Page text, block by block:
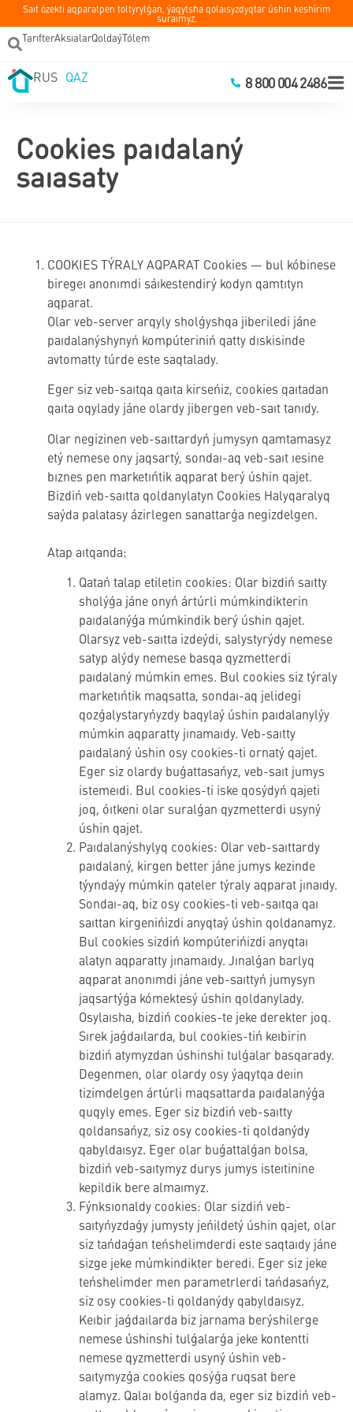
Saıt ózekti aqparatpen toltyrylǵan, ýaqytsha qolaısyzdyqtar úshin keshirim
suraımyz.
TarıfterAksıalarQoldaýTólem
RUS QAZ 8 800 004 2486
Cookies paıdalaný
saıasaty
COOKIES TÝRALY AQPARAT Cookies — bul kóbinese
biregeı anonımdi sáıkestendirý kodyn qamtıtyn
aqparat.
Olar veb-server arqyly sholǵyshqa jiberiledi jáne
paıdalanýshynyń kompúteriniń qatty dıskisinde
avtomatty túrde este saqtalady.
Eger siz veb-saıtqa qaıta kirseńiz, cookies qaıtadan
qaıta oqylady jáne olardy jibergen veb-saıt tanıdy.
Olar negizinen veb-saıttardyń jumysyn qamtamasyz
etý nemese ony jaqsartý, sondaı-aq veb-saıt ıesine
bıznes pen marketıńtik aqparat berý úshin qajet.
Bizdiń veb-saıtta qoldanylatyn Cookies Halyqaralyq
saýda palatasy ázirlegen sanattarǵa negizdelgen.
Atap aıtqanda:
Qatań talap etiletin cookies: Olar bizdiń saıtty
sholýǵa jáne onyń ártúrli múmkindikterin
paıdalanýǵa múmkindik berý úshin qajet.
Olarsyz veb-saıtta izdeýdi, salystyrýdy nemese
satyp alýdy nemese basqa qyzmetterdi
paıdalaný múmkin emes. Bul cookies siz týraly
marketıńtik maqsatta, sondaı-aq jelidegi
qozǵalystaryńyzdy baqylaý úshin paıdalanylýy
múmkin aqparatty jınamaıdy. Veb-saıtty
paıdalaný úshin osy cookies-ti ornatý qajet.
Eger siz olardy buǵattasańyz, veb-saıt jumys
istemeıdi. Bul cookies-ti iske qosýdyń qajeti
joq, óıtkeni olar suralǵan qyzmetterdi usyný
úshin qajet.
Paıdalanýshylyq cookies: Olar veb-saıttardy
paıdalaný, kirgen better jáne jumys kezinde
týyndaýy múmkin qateler týraly aqparat jınaıdy.
Sondaı-aq, biz osy cookies-ti veb-saıtqa qaı
saıttan kirgenińizdi anyqtaý úshin qoldanamyz.
Bul cookies sizdiń kompúterińizdi anyqtaı
alatyn aqparatty jınamaıdy. Jınalǵan barlyq
aqparat anonımdi jáne veb-saıttyń jumysyn
jaqsartýǵa kómektesý úshin qoldanylady.
Osylaısha, bizdiń cookies-te jeke derekter joq.
Sırek jaǵdaılarda, bul cookies-tiń keıbirin
bizdiń atymyzdan úshinshi tulǵalar basqarady.
Degenmen, olar olardy osy ýaqytqa deıin
tizimdelgen ártúrli maqsattarda paıdalanýǵa
quqyly emes. Eger siz bizdiń veb-saıtty
qoldansańyz, siz osy cookies-ti qoldanýdy
qabyldaısyz. Eger olar buǵattalǵan bolsa,
bizdiń veb-saıtymyz durys jumys isteıtinine
kepildik bere almaımyz.
Fýnksıonaldy cookies: Olar sizdiń veb-
saıtyńyzdaǵy jumysty jeńildetý úshin qajet, olar
siz tańdaǵan teńshelimderdi este saqtaıdy jáne
sizge jeke múmkindikter beredi. Eger siz jeke
teńshelimder men parametrlerdi tańdasańyz,
siz osy cookies-ti qoldanýdy qabyldaısyz.
Keıbir jaǵdaılarda biz jarnama berýshilerge
nemese úshinshi tulǵalarǵa jeke kontentti
nemese qyzmetterdi usyný úshin veb-
saıtymyzǵa cookies qosýǵa ruqsat bere
alamyz. Qalaı bolǵanda da, eger siz bizdiń veb-